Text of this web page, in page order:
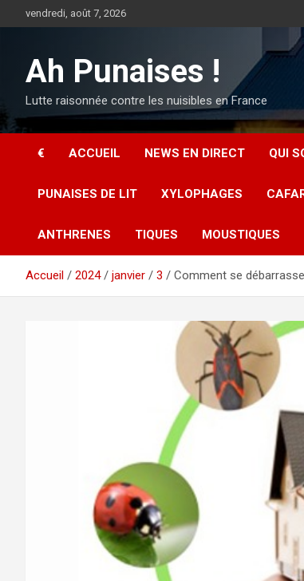
au
vendredi, août 7, 2026
Ah Punaises !
Lutte raisonnée contre les nuisibles en France
€ ACCUEIL NEWS EN DIRECT QUI
PUNAISES DE LIT XYLOPHAGES
ANTHRENES TIQUES MOUSTIQUES
Accueil 2024 janvier 3 Comment se